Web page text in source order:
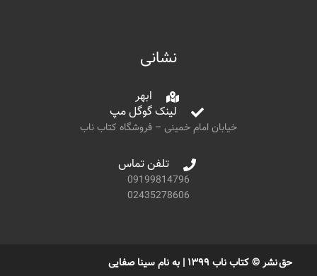
نشانی
ابهر
لینک گوگل مپ
خیابان امام خمینی – فروشگاه کتاب ناب
تلفن تماس
09199814796
02435278606
حق نشر © کتاب ناب ۱۳۹۹ | به نام سینا صفایی